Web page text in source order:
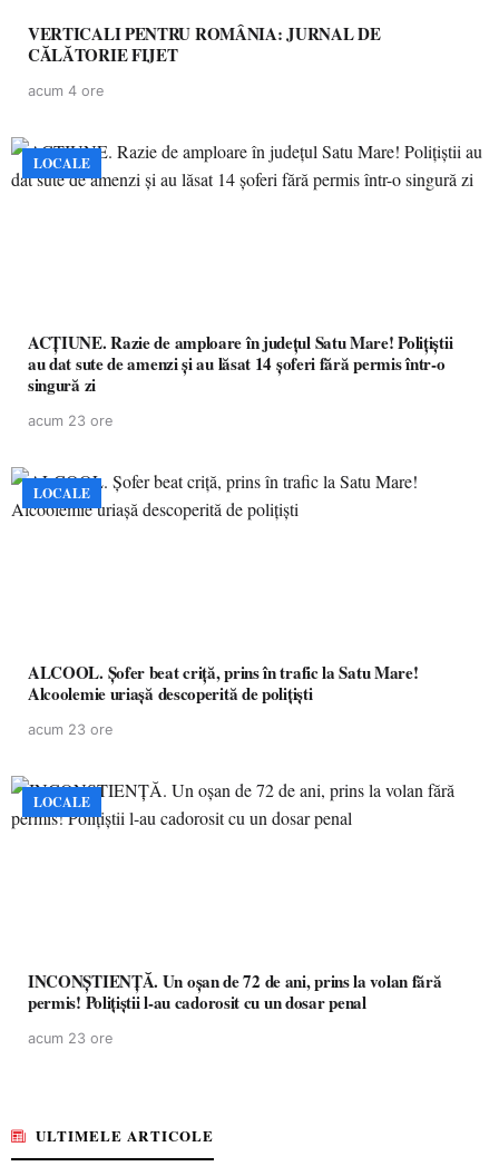
VERTICALI PENTRU ROMÂNIA: JURNAL DE
CĂLĂTORIE FIJET
acum 4 ore
LOCALE
ACȚIUNE. Razie de amploare în județul Satu Mare! Polițiștii
au dat sute de amenzi și au lăsat 14 șoferi fără permis într-o
singură zi
acum 23 ore
LOCALE
ALCOOL. Șofer beat criță, prins în trafic la Satu Mare!
Alcoolemie uriașă descoperită de polițiști
acum 23 ore
LOCALE
INCONȘTIENȚĂ. Un oșan de 72 de ani, prins la volan fără
permis! Polițiștii l-au cadorosit cu un dosar penal
acum 23 ore
ULTIMELE ARTICOLE